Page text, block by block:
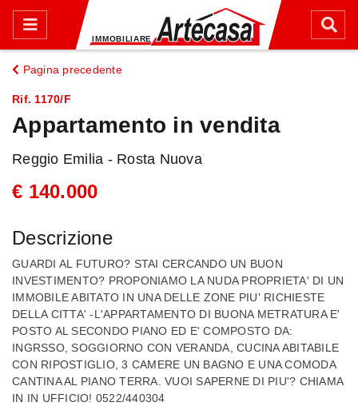
Rif. 1170/F
Appartamento in vendita
Pagina precedente
Reggio Emilia - Rosta Nuova
€ 140.000
Descrizione
GUARDI AL FUTURO? STAI CERCANDO UN BUON
INVESTIMENTO? PROPONIAMO LA NUDA PROPRIETA' DI UN
IMMOBILE ABITATO IN UNA DELLE ZONE PIU' RICHIESTE
DELLA CITTA' -L'APPARTAMENTO DI BUONA METRATURA E'
POSTO AL SECONDO PIANO ED E' COMPOSTO DA:
INGRSSO, SOGGIORNO CON VERANDA, CUCINA ABITABILE
CON RIPOSTIGLIO, 3 CAMERE UN BAGNO E UNA COMODA
CANTINA AL PIANO TERRA. VUOI SAPERNE DI PIU'? CHIAMA
IN IN UFFICIO! 0522/440304